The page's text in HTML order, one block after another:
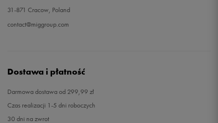
31-871 Cracow, Poland
contact@miggroup.com
Dostawa i płatność
Darmowa dostawa od 299,99 zł
Czas realizacji 1-5 dni roboczych
30 dni na zwrot